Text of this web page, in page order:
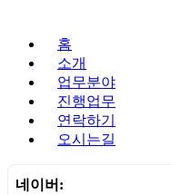
홈
소개
업무분야
진행업무
연락하기
오시는길
네이버: